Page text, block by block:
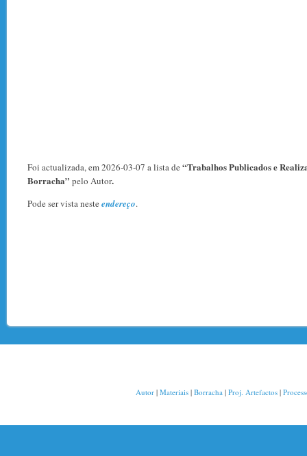
Foi actualizada, em 2026-03-07 a lista de “Trabalhos Publicados e
Borracha” pelo Autor.
Pode ser vista neste endereço.
Autor |Materiais |Borracha |Proj. Artefactos|